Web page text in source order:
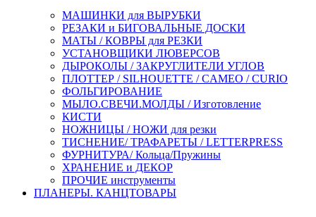
МАШИНКИ для ВЫРУБКИ
РЕЗАКИ и БИГОВАЛЬНЫЕ ДОСКИ
МАТЫ / КОВРЫ для РЕЗКИ
УСТАНОВЩИКИ ЛЮВЕРСОВ
ДЫРОКОЛЫ / ЗАКРУГЛИТЕЛИ УГЛОВ
ПЛОТТЕР / SILHOUETTE / CAMEO / CURIO
ФОЛЬГИРОВАНИЕ
МЫЛО.СВЕЧИ.МОЛДЫ / Изготовление
КИСТИ
НОЖНИЦЫ / НОЖИ для резки
ТИСНЕНИЕ/ ТРАФАРЕТЫ / LETTERPRESS
ФУРНИТУРА/ Кольца/Пружины
ХРАНЕНИЕ и ДЕКОР
ПРОЧИЕ инструменты
ПЛАНЕРЫ. КАНЦТОВАРЫ